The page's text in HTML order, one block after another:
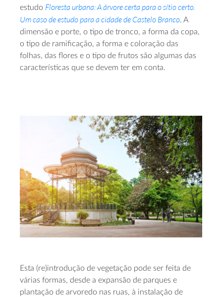
estudo Floresta urbana: A árvore certa para o sítio certo.
Um caso de estudo para a cidade de Castelo Branco. A
dimensão e porte, o tipo de tronco, a forma da copa,
o tipo de ramificação, a forma e coloração das
folhas, das flores e o tipo de frutos são algumas das
características que se devem ter em conta.
Esta (re)introdução de vegetação pode ser feita de
várias formas, desde a expansão de parques e
plantação de arvoredo nas ruas, à instalação de